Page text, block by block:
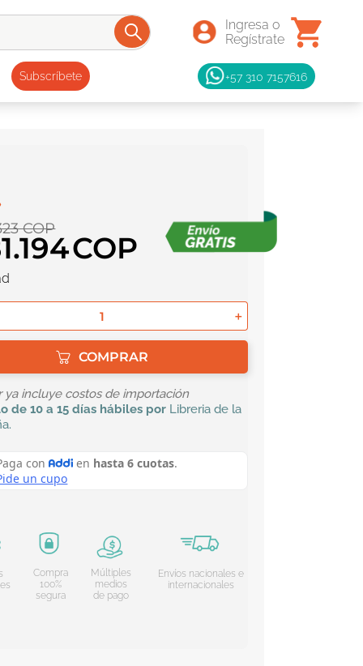
Subscríbete +57 310 7157616
COP
.194
＋
COMPRAR
ya incluye costos de importación
de 10 a 15 días hábiles por Libreria de la
.
Compra
100%
segura
Múltiples
medios
de pago
Envíos nacionales e
internacionales